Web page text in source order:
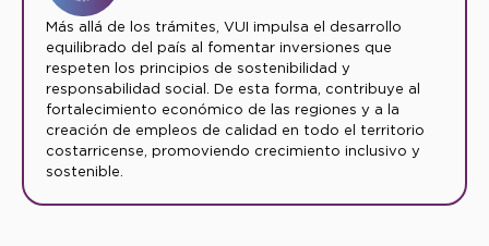
Más allá de los trámites, VUI impulsa el desarrollo
equilibrado del país al fomentar inversiones que
respeten los principios de sostenibilidad y
responsabilidad social. De esta forma, contribuye al
fortalecimiento económico de las regiones y a la
creación de empleos de calidad en todo el territorio
costarricense, promoviendo crecimiento inclusivo y
sostenible.